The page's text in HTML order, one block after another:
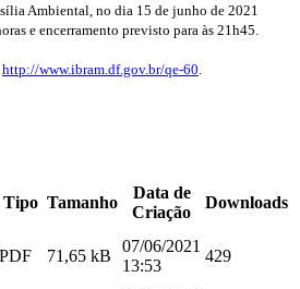
Ambiental, no dia 15 de junho de 2021
e encerramento previsto para às 21h45.
http://www.ibram.df.gov.br/qe-60
Tipo Tamanho
Data de
Criação
Downloads
PDF 71,65 kB
07/06/2021
13:53
429